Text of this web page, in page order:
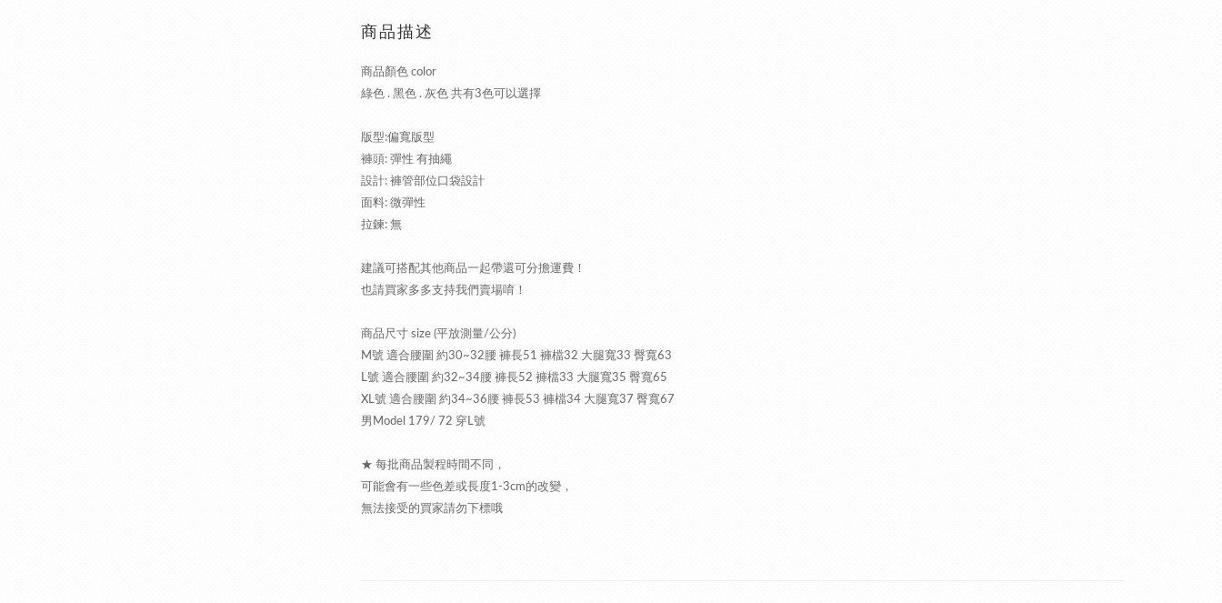
商品描述
商品顏色 color
綠色 . 黑色 . 灰色 共有3色可以選擇
版型:偏寬版型
褲頭: 彈性 有抽繩
設計: 褲管部位口袋設計
面料: 微彈性
拉鍊: 無
建議可搭配其他商品一起帶還可分擔運費！
也請買家多多支持我們賣場唷！
商品尺寸 size (平放測量/公分)
M號 適合腰圍 約30~32腰 褲長51 褲檔32 大腿寬33 臀寬63
L號 適合腰圍 約32~34腰 褲長52 褲檔33 大腿寬35 臀寬65
XL號 適合腰圍 約34~36腰 褲長53 褲檔34 大腿寬37 臀寬67
男Model 179/ 72 穿L號
★ 每批商品製程時間不同，
可能會有一些色差或長度1-3cm的改變，
無法接受的買家請勿下標哦